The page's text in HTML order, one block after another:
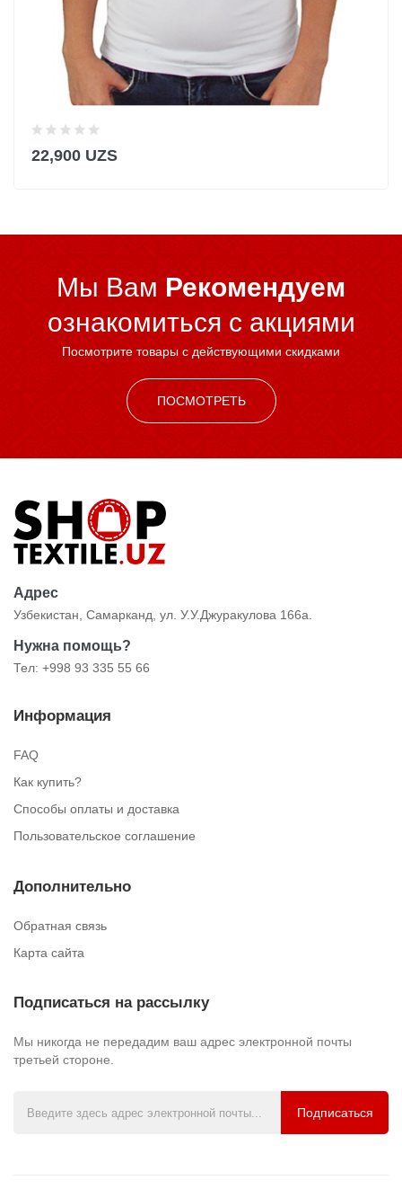
22,900 UZS
Мы Вам Рекомендуем
ознакомиться c акциями
Посмотрите товары с действующими скидками
ПОСМОТРЕТЬ
Адрес
Узбекистан, Самарканд, ул. У.У.Джуракулова 166а.
Нужна помощь?
Тел: +998 93 335 55 66
Информация
FAQ
Как купить?
Способы оплаты и доставка
Пользовательское соглашение
Дополнительно
Обратная связь
Карта сайта
Подписаться на рассылку
Мы никогда не передадим ваш адрес электронной почты
третьей стороне.
Подписаться